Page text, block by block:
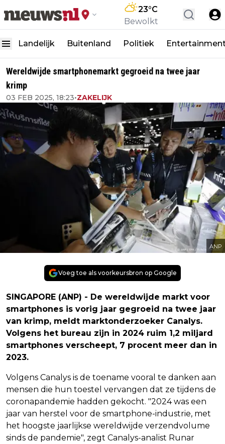
23°C
Bewolkt
Landelijk Buitenland Politiek
Wereldwijde smartphonemarkt gegroeid na twee jaar
krimp
03 FEB 2025, 18:23•ZAKELIJK
ANP
Voeg toe als voorkeursbron op Google
SINGAPORE (ANP) - De wereldwijde markt voor
smartphones is vorig jaar gegroeid na twee jaar
van krimp, meldt marktonderzoeker Canalys.
Volgens het bureau zijn in 2024 ruim 1,2 miljard
smartphones verscheept, 7 procent meer dan in
2023.
Volgens Canalys is de toename vooral te danken aan
mensen die hun toestel vervangen dat ze tijdens de
coronapandemie hadden gekocht. "2024 was een
jaar van herstel voor de smartphone-industrie, met
het hoogste jaarlijkse wereldwijde verzendvolume
sinds de pandemie", zegt Canalys-analist Runar